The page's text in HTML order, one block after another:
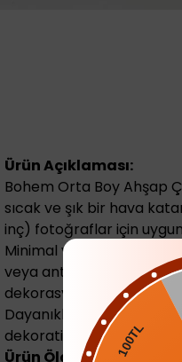
Ürün Açıklaması:
Bohem Orta Boy Ahşap
sıcak ve şık bir hava
inç) fotoğraflar için
Minimal ve bohem
veya antrede rahatlıkla
dekorasyonlara uyum
Dayanıklı yapısı uzun
dekoratif bir hediye
Ürün Ölçüleri:
100TL